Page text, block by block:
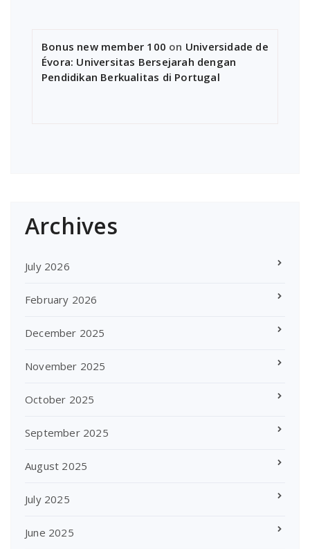
Bonus new member 100 on Universidade de
Évora: Universitas Bersejarah dengan
Pendidikan Berkualitas di Portugal
Archives
July 2026
February 2026
December 2025
November 2025
October 2025
September 2025
August 2025
July 2025
June 2025